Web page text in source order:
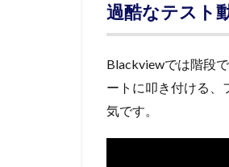
過酷なテスト
Blackviewでは階段
ートに叩き付ける、
気です。